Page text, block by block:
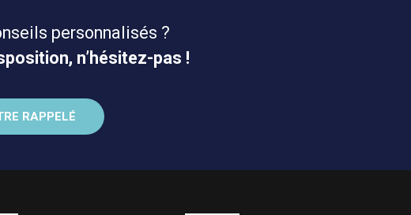
personnalisés ?
n’hésitez-pas !